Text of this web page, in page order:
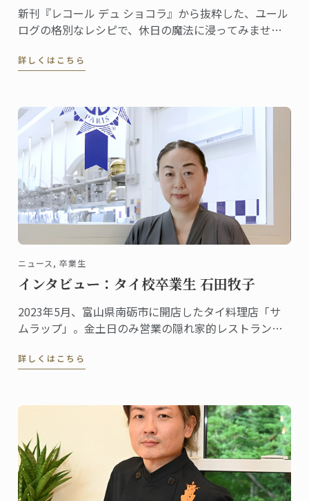
新刊『レコール デュ ショコラ』から抜粋した、ユール
ログの格別なレシピで、休日の魔法に浸ってみません
ゲストを喜ばせ、クリスマスのテーブルを盛り上げる
詳しくはこちら
ニュース, 卒業生
インタビュー：タイ校卒業生 石田牧子
2023年5月、富山県南砺市に開店したタイ料理店「サ
ムラップ」。金土日のみ営業の隠れ家的レストランに
既に評判、地元客はもちろん、遠くから足を延ばす人
詳しくはこちら